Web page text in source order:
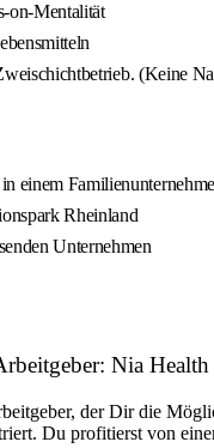
on-Mentalität
(Keine
einem
Rheinland
Unternehmen
Nia
der Dir die
Du profitierst von